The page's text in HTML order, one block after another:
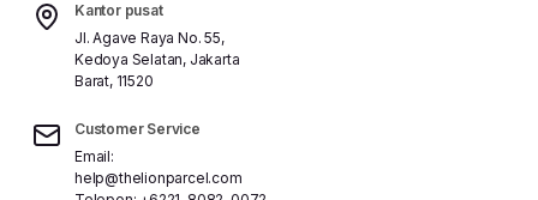
Kantor pusat
Jl. Agave Raya No. 55,
Kedoya Selatan, Jakarta
Barat, 11520
Customer Service
Email:
help@thelionparcel.com